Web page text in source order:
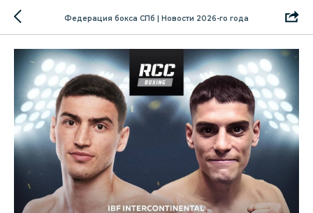
Федерация бокса СПб | Новости 2026-го года